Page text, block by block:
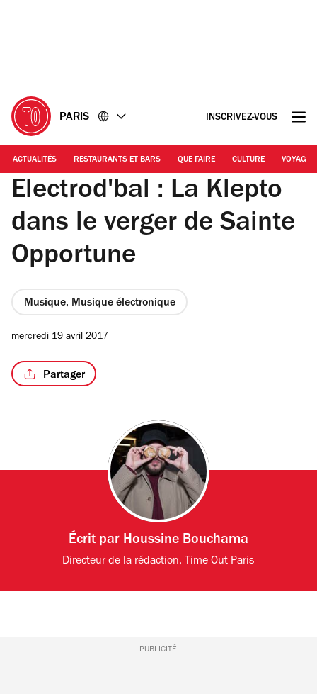
PARIS INSCRIVEZ-VOUS
ACTUALITÉS RESTAURANTS ET BARS QUE FAIRE CULTURE VOYAGE
Electrod'bal : La Klepto
dans le verger de Sainte
Opportune
Musique, Musique électronique
mercredi 19 avril 2017
Partager
Écrit par Houssine Bouchama
Directeur de la rédaction, Time Out Paris
PUBLICITÉ